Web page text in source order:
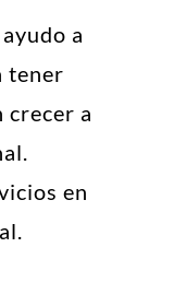
a
tener
crecer a
en